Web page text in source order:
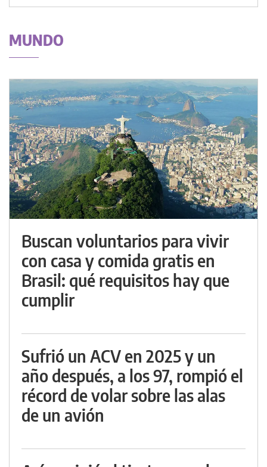
MUNDO
Buscan voluntarios para vivir
con casa y comida gratis en
Brasil: qué requisitos hay que
cumplir
Sufrió un ACV en 2025 y un
año después, a los 97, rompió el
récord de volar sobre las alas
de un avión